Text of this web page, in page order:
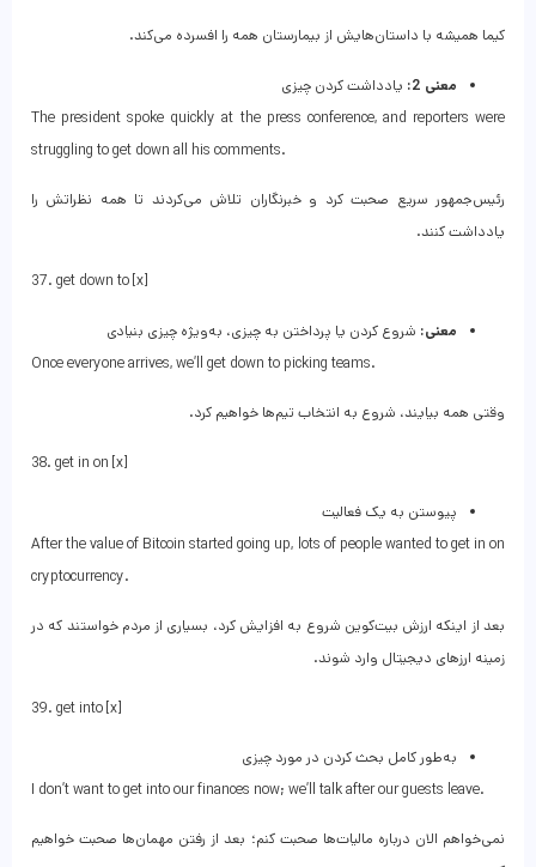
کیما همیشه با داستان‌هایش از بیمارستان همه را افسرده می‌کند.
معنی 2:
یادداشت کردن چیزی
The president spoke quickly at the press conference, and reporters were
struggling to get down all his comments.
رئیس‌جمهور سریع صحبت کرد و خبرنگاران تلاش می‌کردند تا همه نظراتش را
یادداشت کنند.
37. get down to [x]
معنی: شروع کردن یا پرداختن به چیزی، به‌ویژه چیزی بنیادی
Once everyone arrives, we’ll get down to picking teams.
وقتی همه بیایند، شروع به انتخاب تیم‌ها خواهیم کرد.
38. get in on [x]
پیوستن به یک فعالیت
After the value of Bitcoin started going up, lots of people wanted to get in on
cryptocurrency.
بعد از اینکه ارزش بیت‌کوین شروع به افزایش کرد، بسیاری از مردم خواستند که در
زمینه ارزهای دیجیتال وارد شوند.
39. get into [x]
به‌طور کامل بحث کردن در مورد چیزی
I don’t want to get into our finances now; we’ll talk after our guests leave.
نمی‌خواهم الان درباره مالیات‌ها صحبت کنم؛ بعد از رفتن مهمان‌ها صحبت خواهیم